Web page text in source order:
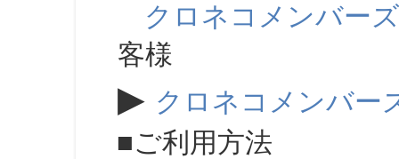
クロネコメンバーズ
客様
▶ クロネコメンバー
■ご利用方法